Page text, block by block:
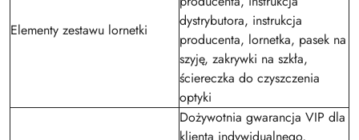
Elementy zestawu lornetki
dystrybutora, instrukcja
producenta, lornetka, pasek na
szyję, zakrywki na szkła,
ściereczka do czyszczenia
optyki
Dożywotnia gwarancja VIP dla